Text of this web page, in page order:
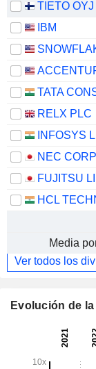
TIETO OYJ
IBM
RELX PLC
INFOSYS
NEC
FUJITSU
Media
Ver todos los
Evolución de